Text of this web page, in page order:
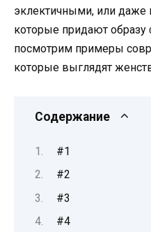
эклектичными, или даже
которые придают
посмотрим примеры
которые выглядят
Содержание
#1
#2
#3
#4